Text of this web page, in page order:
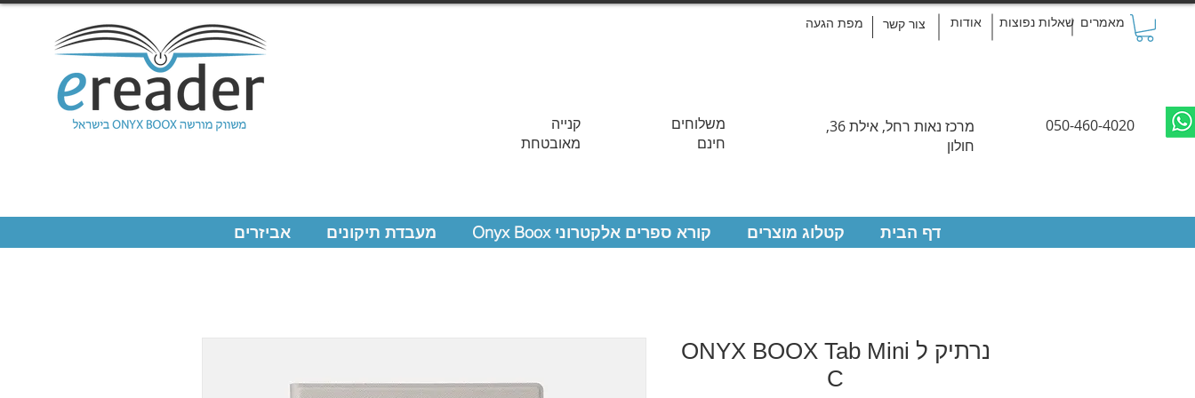
אודות צור קשר מאמרים מפת הגעה שאלות נפוצות
קנייה
מאובטחת
משלוחים
חינם
מרכז נאות רחל, אילת 36,
חולון
050-460-4020
דף הבית קטלוג מוצרים קורא ספרים אלקטרוני Onyx Boox מעבדת תיקונים אביזרים
נרתיק ל ONYX BOOX Tab Mini
C